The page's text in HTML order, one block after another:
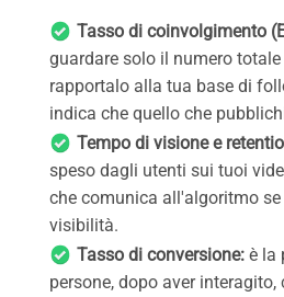
Tasso di coinvolgimento
guardare solo il numero
rapportalo alla tua base di
indica che quello che
Tempo di visione e
speso dagli utenti sui tuoi
che comunica all'algoritmo
visibilità.
Tasso di conversione: è la
persone, dopo aver